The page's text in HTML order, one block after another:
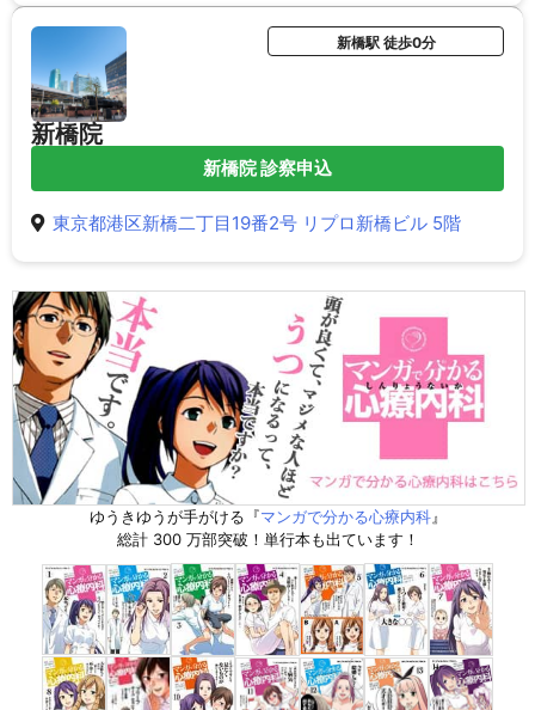
新橋院
新橋駅 徒歩0分
新橋院 診察申込
東京都港区新橋二丁目19番2号 リプロ新橋ビル 5階
ゆうきゆうが手がける『マンガで分かる心療内科』
総計 300 万部突破！単行本も出ています！